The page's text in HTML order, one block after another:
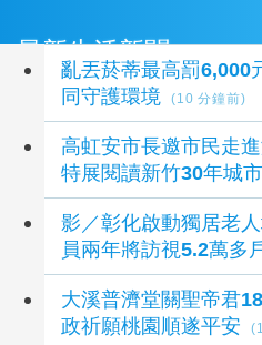
最新生活新聞
亂丟菸蒂最高罰
同守護環境
(10 分鐘前)
高虹安市長邀市民走
特展閱讀新竹30年城
影／彰化啟動獨居老
員兩年將訪視5.2萬多
大溪普濟堂關聖帝君
政祈願桃園順遂平安